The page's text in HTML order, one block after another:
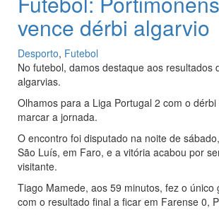
vence dérbi algarvio
Desporto, Futebol
No futebol, damos destaque aos resultados
algarvias.
Olhamos para a Liga Portugal 2 com o
marcar a jornada.
O encontro foi disputado na noite de
São Luís, em Faro, e a vitória acabou por
visitante.
Tiago Mamede, aos 59 minutos, fez o único
com o resultado final a ficar em Farense 0,